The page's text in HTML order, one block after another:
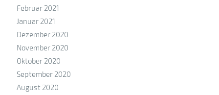
Februar 2021
Januar 2021
Dezember 2020
November 2020
Oktober 2020
September 2020
August 2020